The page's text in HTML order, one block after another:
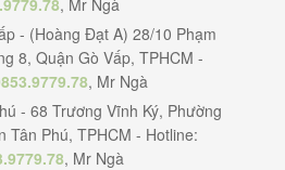
- (Hoàng Đạt A) 28/10 Phạm
8, Quận Gò Vấp, TPHCM -
, Mr Ngà
- 68 Trương Vĩnh Ký, Phường
Tân Phú, TPHCM - Hotline:
, Mr Ngà